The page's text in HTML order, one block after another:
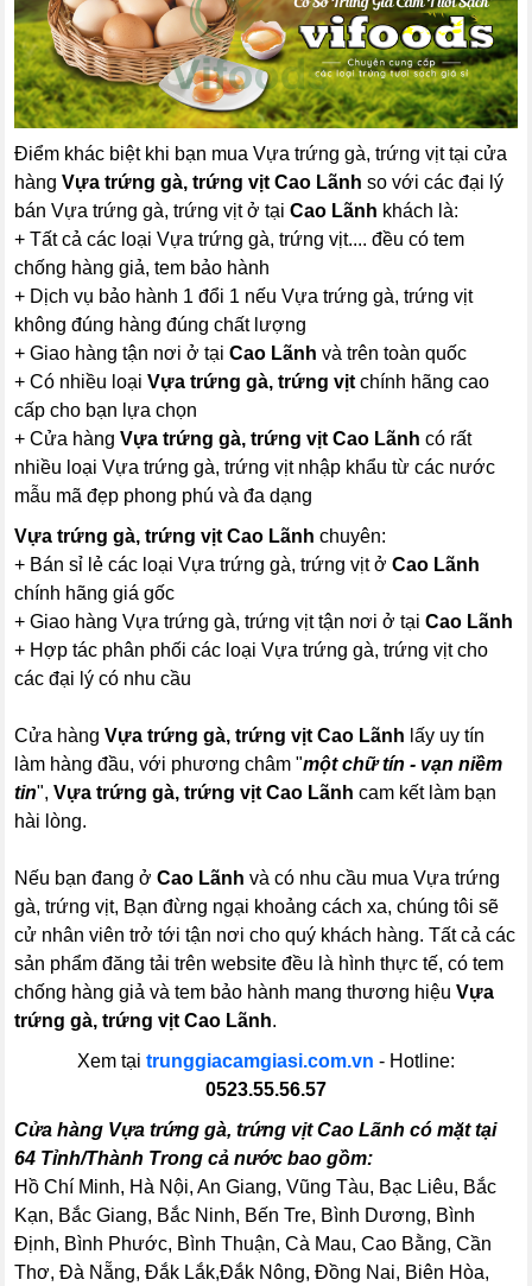
Điểm khác biệt khi bạn mua Vựa trứng gà, trứng vịt tại cửa
hàngVựa trứng gà, trứng vịt Cao Lãnh so với các đại lý
bán Vựa trứng gà, trứng vịt ở tạiCao Lãnh khách là:
+ Tất cả các loại Vựa trứng gà, trứng vịt.... đều có tem
chống hàng giả, tem bảo hành
+ Dịch vụ bảo hành 1 đổi 1 nếu Vựa trứng gà, trứng vịt
không đúng hàng đúng chất lượng
+ Giao hàng tận nơi ở tạiCao Lãnh và trên toàn quốc
+ Có nhiều loạiVựa trứng gà, trứng vịt chính hãng cao
cấp cho bạn lựa chọn
+ Cửa hàngVựa trứng gà, trứng vịt Cao Lãnh có rất
nhiều loại Vựa trứng gà, trứng vịt nhập khẩu từ các nước
mẫu mã đẹp phong phú và đa dạng
Vựa trứng gà, trứng vịt Cao Lãnhchuyên:
+ Bán sỉ lẻ các loại Vựa trứng gà, trứng vịt ởCao Lãnh
chính hãng giá gốc
+ Giao hàng Vựa trứng gà, trứng vịt tận nơi ở tạiCao Lãnh
+ Hợp tác phân phối các loại Vựa trứng gà, trứng vịt cho
các đại lý có nhu cầu
Cửa hàngVựa trứng gà, trứng vịt Cao Lãnh lấy uy tín
làm hàng đầu, với phương châm "một chữ tín - vạn niềm
tin",Vựa trứng gà, trứng vịt Cao Lãnh cam kết làm bạn
hài lòng.
Nếu bạn đang ởCao Lãnh và có nhu cầu mua Vựa trứng
gà, trứng vịt, Bạn đừng ngại khoảng cách xa, chúng tôi sẽ
cử nhân viên trở tới tận nơi cho quý khách hàng. Tất cả các
sản phẩm đăng tải trên website đều là hình thực tế, có tem
chống hàng giả và tem bảo hành mang thương hiệuVựa
trứng gà, trứng vịt Cao Lãnh.
Xem tại trunggiacamgiasi.com.vn - Hotline:
0523.55.56.57
Cửa hàng Vựa trứng gà, trứng vịt Cao Lãnh có mặt tại
64 Tỉnh/Thành Trong cả nước bao gồm:
Hồ Chí Minh, Hà Nội, An Giang, Vũng Tàu, Bạc Liêu, Bắc
Kạn, Bắc Giang, Bắc Ninh, Bến Tre, Bình Dương, Bình
Định, Bình Phước, Bình Thuận, Cà Mau, Cao Bằng, Cần
Thơ, Đà Nẵng, Đắk Lắk,Đắk Nông, Đồng Nai, Biên Hòa,